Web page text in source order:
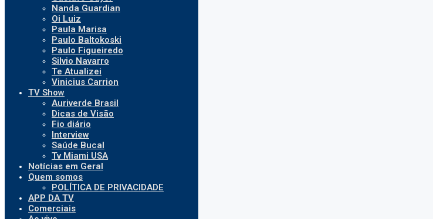
Nanda Guardian
Oi Luiz
Paula Marisa
Paulo Baltokoski
Paulo Figueiredo
Silvio Navarro
Te Atualizei
Vinicius Carrion
TV Show
Auriverde Brasil
Dicas de Visão
Fio diário
Interview
Saúde Bucal
Tv Miami USA
Notícias em Geral
Quem somos
POLÍTICA DE PRIVACIDADE
APP DA TV
Comerciais